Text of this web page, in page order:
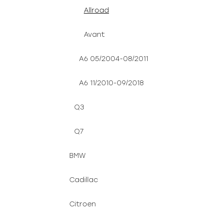
Allroad
Avant
A6 05/2004-08/2011
A6 11/2010-09/2018
Q3
Q7
BMW
Cadillac
Citroen